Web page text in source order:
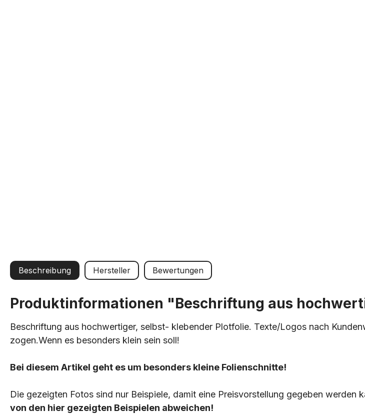
Beschreibung Hersteller Bewertungen
Produktinformationen "Beschriftung aus
Beschriftung aus hochwertiger, selbst- klebender Plotfolie. Texte/Logos nach
zogen.Wenn es besonders klein sein soll!
Bei diesem Artikel geht es um besonders kleine Folienschnitte!
Die gezeigten Fotos sind nur Beispiele, damit eine Preisvorstellung gegeben werden
von den hier gezeigten Beispielen abweichen!